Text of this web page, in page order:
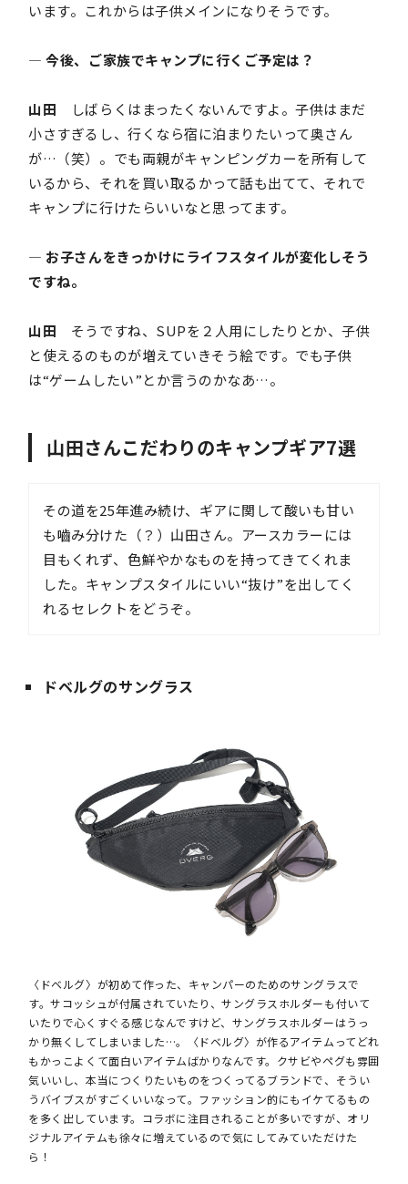
います。これからは子供メインになりそうです。
― 今後、ご家族でキャンプに行くご予定は？
山田 しばらくはまったくないんですよ。子供はまだ
小さすぎるし、行くなら宿に泊まりたいって奥さん
が…（笑）。でも両親がキャンピングカーを所有して
いるから、それを買い取るかって話も出てて、それで
キャンプに行けたらいいなと思ってます。
― お子さんをきっかけにライフスタイルが変化しそう
ですね。
山田 そうですね、SUPを２人用にしたりとか、子供
と使えるのものが増えていきそう絵です。でも子供
は“ゲームしたい”とか言うのかなあ…。
山田さんこだわりのキャンプギア7選
その道を25年進み続け、ギアに関して酸いも甘い
も嚙み分けた（？）山田さん。アースカラーには
目もくれず、色鮮やかなものを持ってきてくれま
した。キャンプスタイルにいい“抜け”を出してく
れるセレクトをどうぞ。
ドベルグのサングラス
〈ドベルグ〉が初めて作った、キャンパーのためのサングラスで
す。サコッシュが付属されていたり、サングラスホルダーも付いて
いたりで心くすぐる感じなんですけど、サングラスホルダーはうっ
かり無くしてしまいました…。〈ドベルグ〉が作るアイテムってどれ
もかっこよくて面白いアイテムばかりなんです。クサビやペグも雰囲
気いいし、本当につくりたいものをつくってるブランドで、そうい
うバイブスがすごくいいなって。ファッション的にもイケてるもの
を多く出しています。コラボに注目されることが多いですが、オリ
ジナルアイテムも徐々に増えているので気にしてみていただけた
ら！